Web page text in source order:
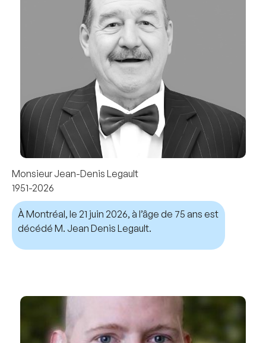
Monsieur Jean-Denis Legault
1951-2026
À Montréal, le 21 juin 2026, à l’âge de 75 ans est
décédé M. Jean Denis Legault.